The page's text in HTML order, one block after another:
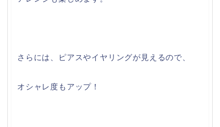
さらには、ピアスやイヤリングが見えるので、
オシャレ度もアップ！